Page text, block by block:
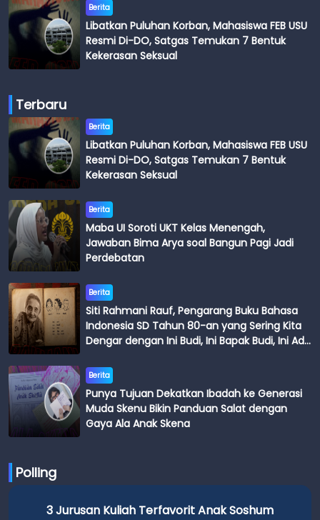
Berita
Libatkan Puluhan Korban, Mahasiswa FEB USU
Resmi Di-DO, Satgas Temukan 7 Bentuk
Kekerasan Seksual
Terbaru
Berita
Libatkan Puluhan Korban, Mahasiswa FEB USU
Resmi Di-DO, Satgas Temukan 7 Bentuk
Kekerasan Seksual
Berita
Maba UI Soroti UKT Kelas Menengah,
Jawaban Bima Arya soal Bangun Pagi Jadi
Perdebatan
Berita
Siti Rahmani Rauf, Pengarang Buku Bahasa
Indonesia SD Tahun 80-an yang Sering Kita
Dengar dengan Ini Budi, Ini Bapak Budi, Ini Adik
Berita
Punya Tujuan Dekatkan Ibadah ke Generasi
Muda Skenu Bikin Panduan Salat dengan
Gaya Ala Anak Skena
Polling
3 Jurusan Kuliah Terfavorit Anak Soshum